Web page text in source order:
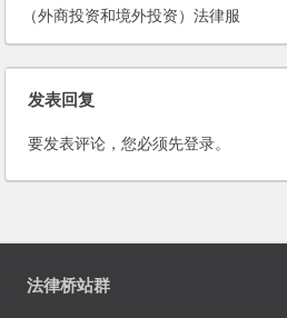
（外商投资和境外投资）法律服
务范围
发表回复
要发表评论，您必须先登录。
法律桥站群